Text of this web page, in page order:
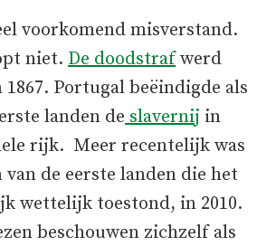
voorkomend misverstand.
niet. De doodstrafwerd
Portugal beëindigde als
landen de slavernij in
rijk. Meer recentelijk was
van de eerste landen die het
wettelijk toestond, in 2010.
beschouwen zichzelf als